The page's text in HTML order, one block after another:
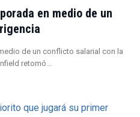
en medio de un
de un conflicto salarial con la
retomó…